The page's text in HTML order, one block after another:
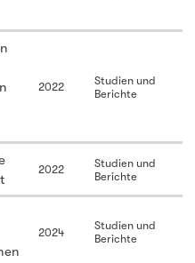
2022
Studien und
Berichte
2022
Studien und
Berichte
2024
Studien und
Berichte